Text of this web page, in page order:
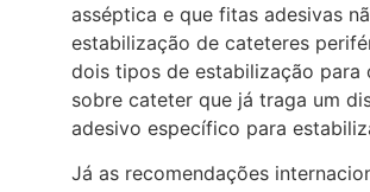
asséptica e que fitas adesivas
estabilização de cateteres
dois tipos de estabilização
sobre cateter que já traga um
adesivo específico para
Já as recomendações